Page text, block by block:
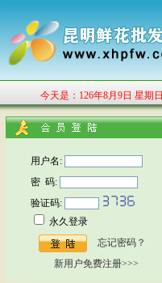
今天是：126年8月9日 星期日
用户名:
密 码:
验证码:
永久登录
忘记密码？
新用户免费注册>>>